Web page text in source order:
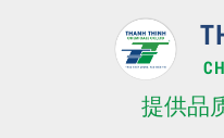
提供品